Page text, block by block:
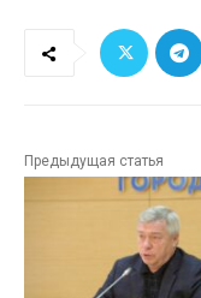
Предыдущая статья